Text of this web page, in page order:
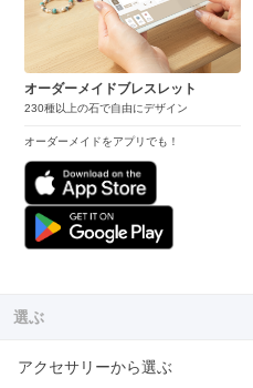
オーダーメイドブレスレット
230種以上の石で自由にデザイン
オーダーメイドをアプリでも！
選ぶ
アクセサリーから選ぶ